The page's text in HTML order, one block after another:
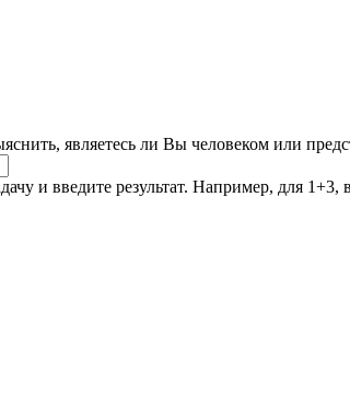
являетесь ли Вы человеком или
и введите результат. Например, для 1+3,